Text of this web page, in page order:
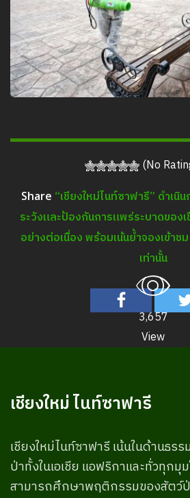
(No
Share “เชียงใหม่ไนท์ซาฟารี” ดำเนิ
ระวังและป้องกันการแพร่ระบาดของ
อย่างต่อเนื่อง พร้อมเน้นย้ำจองเข้าช
เท่านั้น
3,657
View
เชียงใหม่ ไนท์ซาฟารี
เชียงใหม่ไนท์ซาฟารี เน้นในด้านธร
ป่าทั้งในเอเชีย แอฟริกาและทั่วทุกมุ
สามารถศึกษาพฤติกรรมของสัตว์ป่